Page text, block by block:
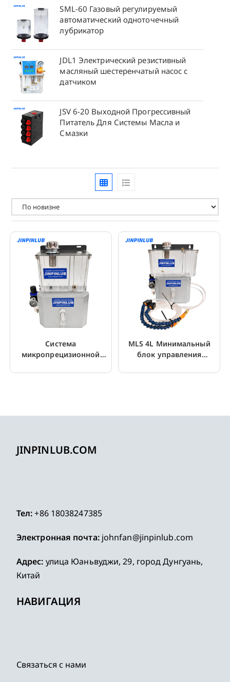
SML-60 Газовый регулируемый
автоматический одноточечный
лубрикатор
JDL1 Электрический резистивный
масляный шестеренчатый насос с
датчиком
JSV 6-20 Выходной Прогрессивный
Питатель Для Системы Масла и
Смазки
Система
микропрецизионной
для резки металла
MLS 4L Минимальный
блок управления
станка
JINPINLUB.COM
Тел:+86 18038247385
Электронная почта: johnfan@jinpinlub.com
Адрес: улица Юаньвуджи, 29, город Дунгуань,
Китай
НАВИГАЦИЯ
Связаться с нами